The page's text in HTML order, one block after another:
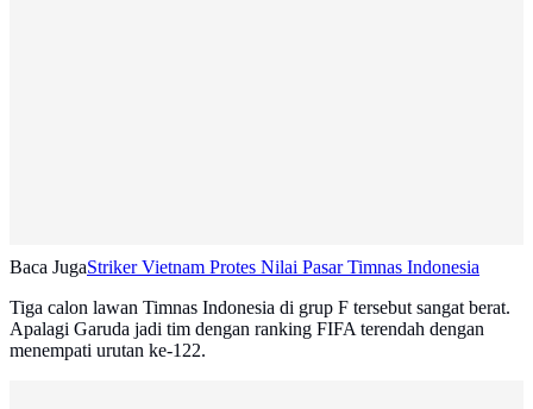
Baca JugaStriker Vietnam Protes Nilai Pasar Timnas Indonesia
Tiga calon lawan Timnas Indonesia di grup F tersebut sangat berat.
Apalagi Garuda jadi tim dengan ranking FIFA terendah dengan
menempati urutan ke-122.